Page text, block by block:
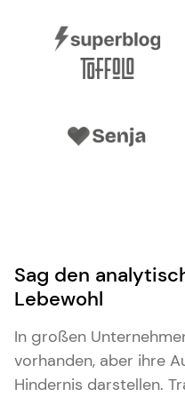
Sag den
Lebewohl
In großen
vorhanden, aber ihre
Hindernis darstellen.